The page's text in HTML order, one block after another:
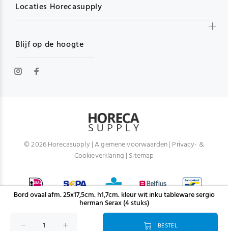
Bord ovaal afm. 25x17,5cm. h1,7cm. kleur wit inku tableware sergio
herman Serax (4 stuks)
BESTEL
Blijf op de hoogte
Locaties Horecasupply
© 2026 Horecasupply |Algemene voorwaarden| Privacy- &
Cookieverklaring | Sitemap